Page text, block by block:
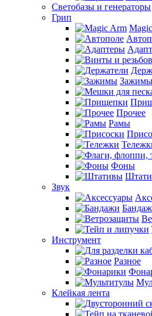
Светобазы и генераторы
Грип
Зажимы
Прочее
Рамы
Фоны
Звук
Инструмент
Разное
Клейкая лента